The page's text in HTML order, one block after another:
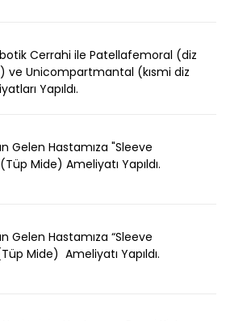
Cerrahi ile Patellafemoral (diz
ve Unicompartmantal (kısmi diz
Yapıldı.
Gelen Hastamıza "Sleeve
Mide) Ameliyatı Yapıldı.
Gelen Hastamıza “Sleeve
Mide) Ameliyatı Yapıldı.